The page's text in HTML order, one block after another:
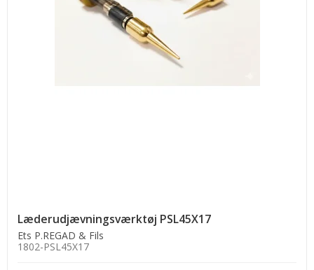
Læderudjævningsværktøj PSL45X17
Ets P.REGAD & Fils
1802-PSL45X17